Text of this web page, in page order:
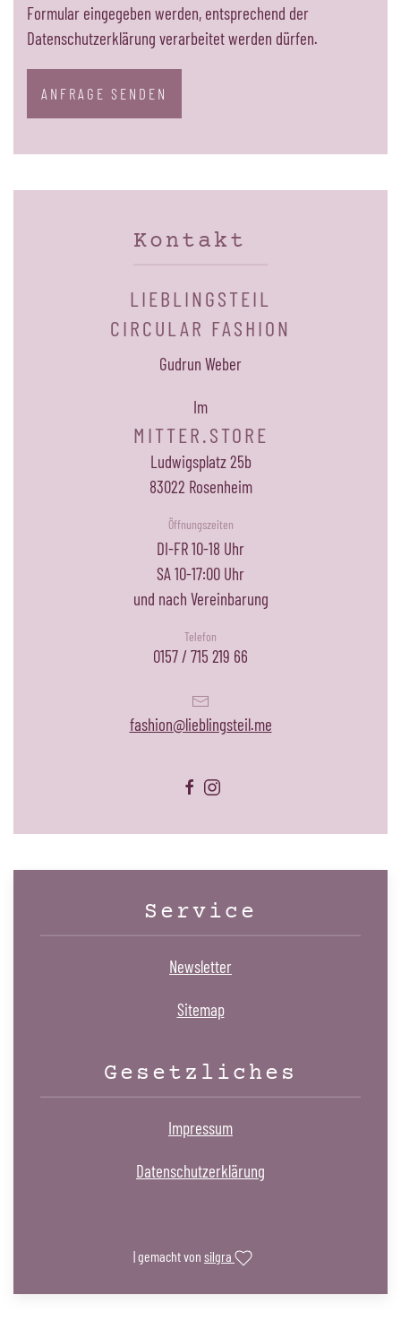
Formular eingegeben werden, entsprechend der
Datenschutzerklärung verarbeitet werden dürfen.
ANFRAGE SENDEN
Kontakt
LIEBLINGSTEIL
CIRCULAR FASHION
Gudrun Weber
Im
MITTER.STORE
Ludwigsplatz 25b
83022 Rosenheim
Öffnungszeiten
DI-FR 10-18 Uhr
SA 10-17:00 Uhr
und nach Vereinbarung
Telefon
0157 / 715 219 66
fashion@lieblingsteil.me
Service
Newsletter
Sitemap
Gesetzliches
Impressum
Datenschutzerklärung
| gemacht von silgra